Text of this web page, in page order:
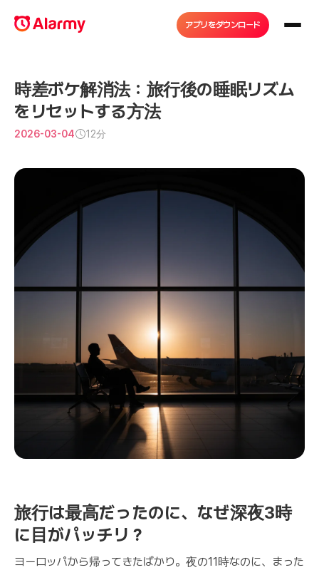
アプリをダウンロード
時差ボケ解消法：旅行後の睡眠リズム
をリセットする方法
2026-03-04 12分
旅行は最高だったのに、なぜ深夜3時
に目がパッチリ？
ヨーロッパから帰ってきたばかり。夜の11時なのに、まった